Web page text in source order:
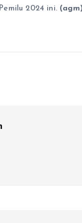
2024 ini.